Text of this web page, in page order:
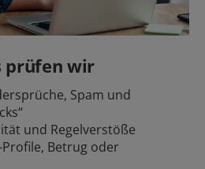
prüfen wir
Spam und
und Regelverstöße
Profile, Betrug oder